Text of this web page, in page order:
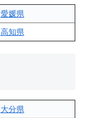
愛媛県
高知県
大分県